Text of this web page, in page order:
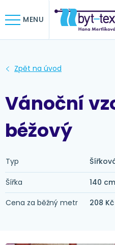
MENU
Vánoční
béžový
Typ
Šířka
140 cm
Cena za běžný metr
208 Kč